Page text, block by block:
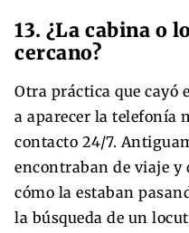
13. ¿La cabina o
cercano?
Otra práctica que cayó
a aparecer la telefonía
contacto 24/7.
encontraban de viaje y
cómo la estaban
la búsqueda de un